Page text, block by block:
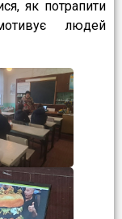
як потрапити
людей